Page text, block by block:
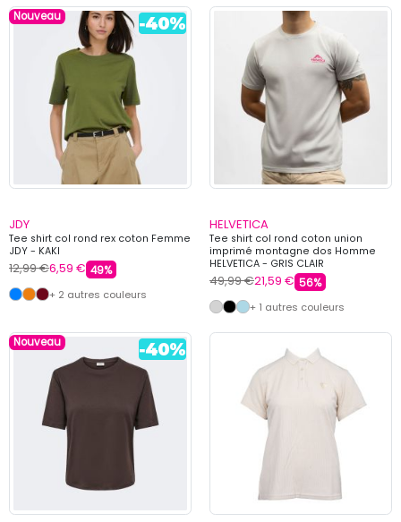
Nouveau
JDY
Tee shirt col rond rex coton Femme
JDY - KAKI
12,99 €6,59 € 49%
+ 2 autres couleurs
HELVETICA
Tee shirt col rond coton union
imprimé montagne dos Homme
HELVETICA - GRIS CLAIR
49,99 €21,59 € 56%
+ 1 autres couleurs
Nouveau